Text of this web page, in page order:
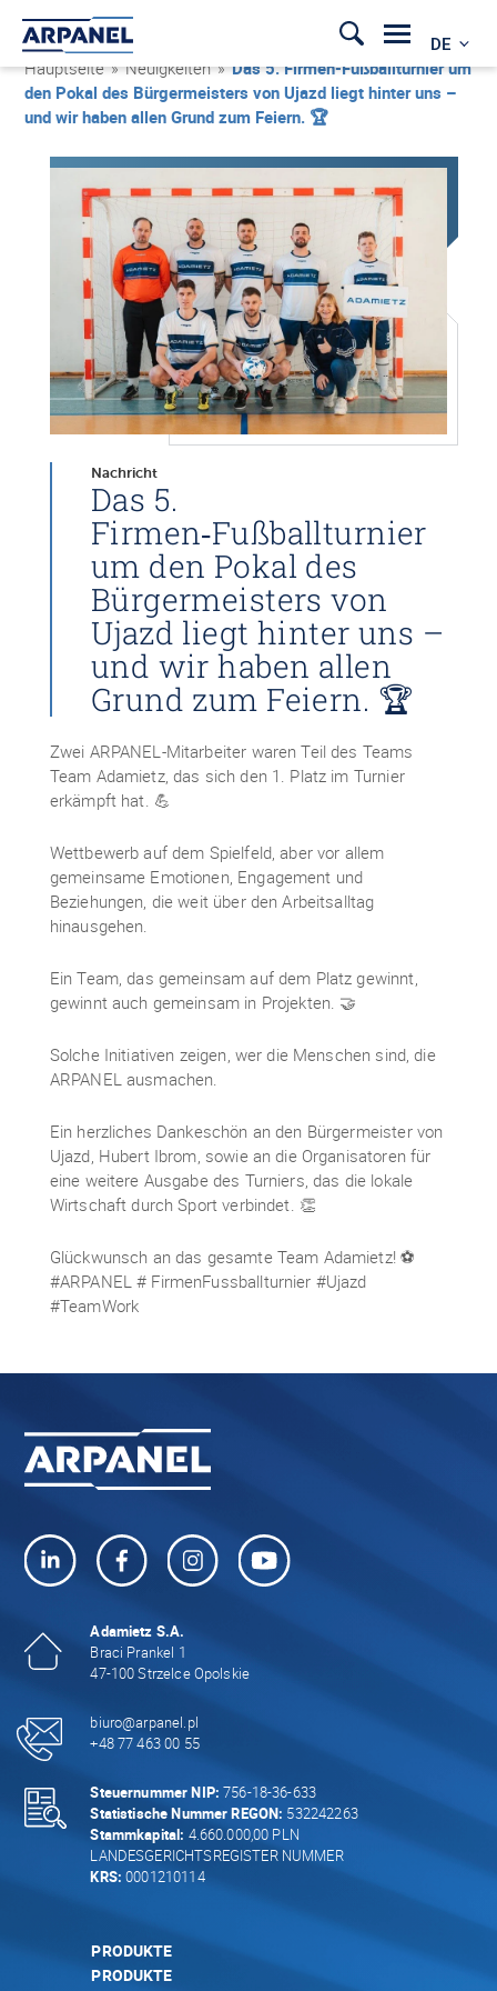
DE
Hauptseite » Neuigkeiten »Das 5. Firmen‑Fußballturnier um
den Pokal des Bürgermeisters von Ujazd liegt hinter uns –
und wir haben allen Grund zum Feiern. 🏆
Nachricht
Das 5.
Firmen‑Fußballturnier
um den Pokal des
Bürgermeisters von
Ujazd liegt hinter uns –
und wir haben allen
Grund zum Feiern. 🏆
Zwei ARPANEL‑Mitarbeiter waren Teil des Teams
Team Adamietz, das sich den 1. Platz im Turnier
erkämpft hat. 💪
Wettbewerb auf dem Spielfeld, aber vor allem
gemeinsame Emotionen, Engagement und
Beziehungen, die weit über den Arbeitsalltag
hinausgehen.
Ein Team, das gemeinsam auf dem Platz gewinnt,
gewinnt auch gemeinsam in Projekten. 🤝
Solche Initiativen zeigen, wer die Menschen sind, die
ARPANEL ausmachen.
Ein herzliches Dankeschön an den Bürgermeister von
Ujazd, Hubert Ibrom, sowie an die Organisatoren für
eine weitere Ausgabe des Turniers, das die lokale
Wirtschaft durch Sport verbindet. 👏
Glückwunsch an das gesamte Team Adamietz! ⚽
#ARPANEL # FirmenFussballturnier #Ujazd
#TeamWork
Adamietz S.A.
Braci Prankel 1
47-100 Strzelce Opolskie
biuro@arpanel.pl
+48 77 463 00 55
Steuernummer NIP: 756-18-36-633
Statistische Nummer REGON: 532242263
Stammkapital: 4.660.000,00 PLN
LANDESGERICHTSREGISTER NUMMER
KRS: 0001210114
PRODUKTE
PRODUKTE